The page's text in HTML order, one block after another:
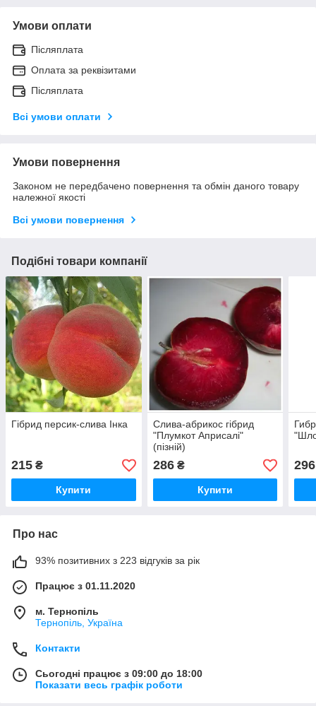
Умови оплати
Післяплата
Оплата за реквізитами
Післяплата
Всі умови оплати
Умови повернення
Законом не передбачено повернення та обмін даного товару
належної якості
Всі умови повернення
Подібні товари компанії
Гібрид персик-слива Інка
215 ₴
Купити
Слива-абрикос гібрид
"Плумкот Априсалі"
(пізній)
286₴
Купити
296
Про нас
93% позитивних з 223 відгуків за рік
Працює з 01.11.2020
м. Тернопіль
Тернопіль, Україна
Контакти
Сьогодні працює з 09:00 до 18:00
Показати весь графік роботи